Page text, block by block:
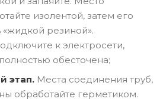
изолентой, затем его
«жидкой резиной».
к электросети,
обесточена;
этап. Места соединения труб,
обработайте герметиком.